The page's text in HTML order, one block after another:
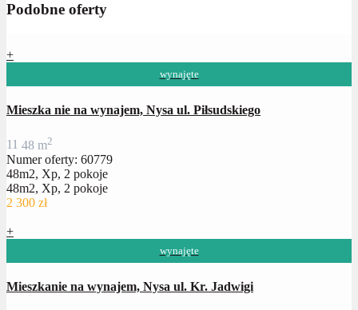
Podobne oferty
+
wynajęte
Mieszka nie na wynajem, Nysa ul. Piłsudskiego
11 48 m2
Numer oferty: 60779
48m2, Xp, 2 pokoje
48m2, Xp, 2 pokoje
2 300 zł
+
wynajęte
Mieszkanie na wynajem, Nysa ul. Kr. Jadwigi